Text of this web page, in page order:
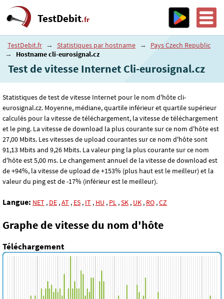
TestDebit.fr
TestDebit.fr → Statistiques par hostname →
Pays Czech Republic
→
Hostname cli-eurosignal.cz
Test de vitesse Internet Cli-eurosignal.cz
Statistiques de test de vitesse Internet pour le nom d'hôte cli-
eurosignal.cz. Moyenne, médiane, quartile inférieur et quartile supérieur
calculés pour la vitesse de téléchargement, la vitesse de téléchargement
et le ping. La vitesse de download la plus courante sur ce nom d'hôte est
27,00 Mbits. Les vitesses de upload courantes sur ce nom d'hôte sont
91,13 Mbits and 9,26 Mbits. La valeur ping la plus courante sur ce nom
d'hôte est 5,00 ms. Le changement annuel de la vitesse de download est
de +94%, la vitesse de upload de +153% (plus haut est le meilleur) et la
valeur du ping est de -17% (inférieur est le meilleur).
Langue: NET , DE ,AT , ES , IT , HU , PL ,SK , UK , RO ,CZ
Graphe de vitesse du nom d'hôte
Téléchargement